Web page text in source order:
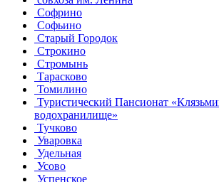
Софрино
Софьино
Старый Городок
Строкино
Стромынь
Тарасково
Томилино
Туристический Пансионат
водохранилище»
Тучково
Уваровка
Удельная
Усово
Успенское